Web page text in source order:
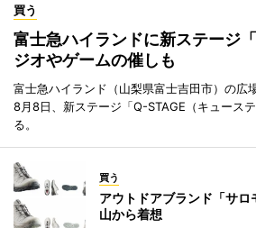
買う
富士急ハイランドに新ステージ
ジオやゲームの催しも
富士急ハイランド（山梨県富士吉田市）の広
8月8日、新ステージ「Q-STAGE（キュース
る。
買う
アウトドアブランド「サ
山から着想